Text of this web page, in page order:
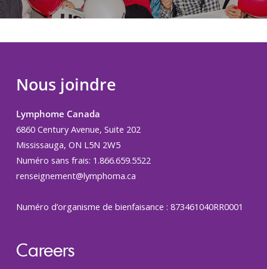
Nous joindre
Lymphome Canada
6860 Century Avenue, Suite 202
Mississauga, ON L5N 2W5
Numéro sans frais: 1.866.659.5522
renseignement@lymphoma.ca
Numéro d’organisme de bienfaisance : 873461040RR0001
Careers